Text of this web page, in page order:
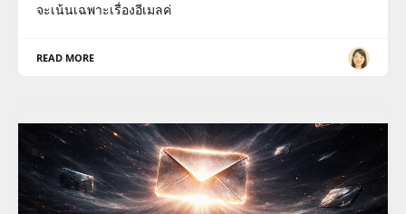
จะเน้นเฉพาะเรื่องอีเมลค่
READ MORE